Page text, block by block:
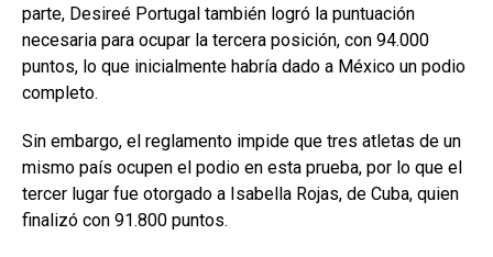
parte, Desireé Portugal también logró la puntuación
necesaria para ocupar la tercera posición, con 94.000
puntos, lo que inicialmente habría dado a México un podio
completo.
Sin embargo, el reglamento impide que tres atletas de un
mismo país ocupen el podio en esta prueba, por lo que el
tercer lugar fue otorgado a Isabella Rojas, de Cuba, quien
finalizó con 91.800 puntos.